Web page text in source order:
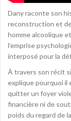
Dany raconte son
reconstruction et
homme alcoolique
l’emprise
interposé pour la
À travers son récit
explique pourquoi il
quitter un foyer
financière ni de
poids du regard de